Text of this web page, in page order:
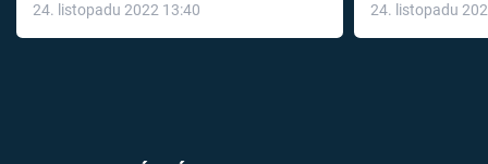
24. listopadu 2022 13:40
léky
24. listopadu